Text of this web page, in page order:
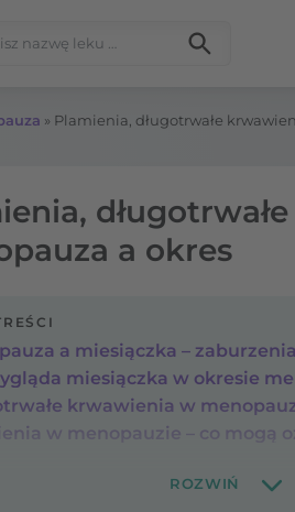
» Plamienia, długotrwałe
a okres
w menopauzie – co mogą